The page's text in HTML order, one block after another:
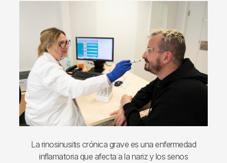
La rinosinusitis crónica grave es una enfermedad
inflamatoria que afecta a la nariz y los senos